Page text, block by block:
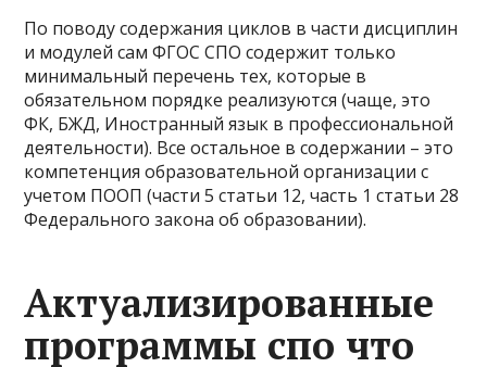
По поводу содержания циклов в части дисциплин
и модулей сам ФГОС СПО содержит только
минимальный перечень тех, которые в
обязательном порядке реализуются (чаще, это
ФК, БЖД, Иностранный язык в профессиональной
деятельности). Все остальное в содержании – это
компетенция образовательной организации с
учетом ПООП (части 5 статьи 12, часть 1 статьи 28
Федерального закона об образовании).
Актуализированные
программы спо что